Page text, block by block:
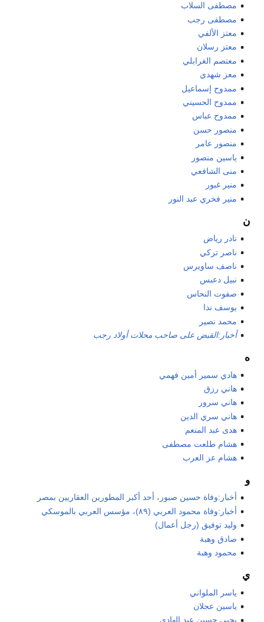
مصطفى السلاب
مصطفى رجب
معتز الألفي
معتز رسلان
معتصم الغرابلي
معز شهدي
ممدوح إسماعيل
ممدوح الحسيني
ممدوح عباس
منصور حسن
منصور عامر
ياسين منصور
منى الشافعي
منير غبور
منير فخري عبد النور
ن
نادر رياض
ناصر تركي
ناصف ساويرس
نبيل دعبس
صفوت النحاس
يوسف ندا
محمد نصير
أخبار:القبض على صاحب محلات أولاد رجب
ه
هادي سمير أمين فهمي
هاني رزق
هاني سرور
هاني سري الدين
هدى عبد المنعم
هشام طلعت مصطفى
هشام عز العرب
و
أخبار:وفاة حسين صبور، أحد أكبر المطورين العقاريين بمصر
أخبار:وفاة محمود العربي (٨٩)، مؤسس العربي بالموسكي
وليد توفيق (رجل أعمال)
صادق وهبة
محمود وهبة
ي
ياسر الملواني
ياسين عجلان
يحيى حسين عبد الهادي